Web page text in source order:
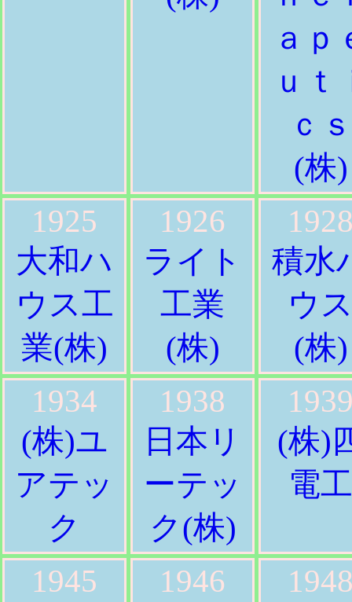
ａｐ
ｕｔ
ｃ
(株)
1925
大和ハ
ウス工
業(株)
1926
ライト
工業
(株)
積水
ウ
(株)
1934
(株)ユ
アテッ
ク
1938
日本リ
ーテッ
ク(株)
(株)
電
1945
1946